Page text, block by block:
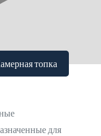
топка
для